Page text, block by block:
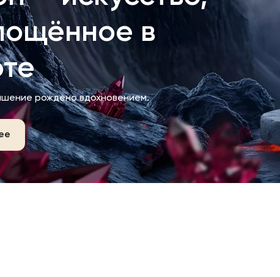
в
рождено вдохновением.